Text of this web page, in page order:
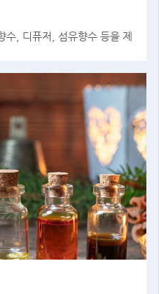
수, 디퓨저, 섬유향수 등을 제
가기